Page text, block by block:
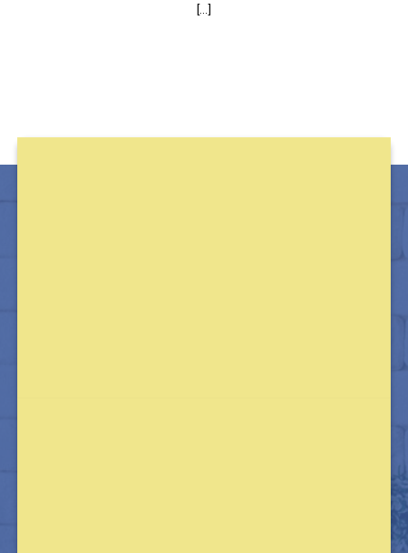
[...]